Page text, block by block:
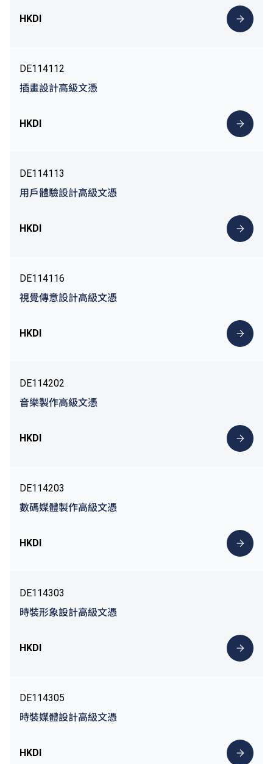
HKDI
DE114112
插畫設計高級文憑
HKDI
DE114113
用戶體驗設計高級文憑
HKDI
DE114116
視覺傳意設計高級文憑
HKDI
DE114202
音樂製作高級文憑
HKDI
DE114203
數碼媒體製作高級文憑
HKDI
DE114303
時裝形象設計高級文憑
HKDI
DE114305
時裝媒體設計高級文憑
HKDI